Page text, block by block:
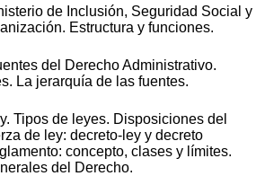
de Inclusión, Seguridad Social y
Estructura y funciones.
del Derecho Administrativo.
La jerarquía de las fuentes.
Tipos de leyes. Disposiciones del
de ley: decreto-ley y decreto
concepto, clases y límites.
del Derecho.